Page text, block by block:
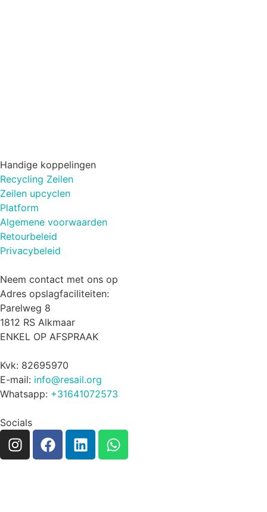
Handige koppelingen
Recycling Zeilen
Zeilen upcyclen
Platform
Algemene voorwaarden
Retourbeleid
Privacybeleid
Neem contact met ons op
Adres opslagfaciliteiten:
Parelweg 8
1812 RS Alkmaar
ENKEL OP AFSPRAAK
Kvk: 82695970
E-mail: info@resail.org
Whatsapp: +31641072573
Socials